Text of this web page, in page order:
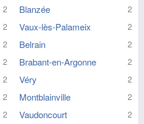
2 Blanzée 2
2 Vaux-lès-Palameix 2
2 Belrain 2
2 Brabant-en-Argonne 2
2 Véry 2
2 Montblainville 2
2 Vaudoncourt 2